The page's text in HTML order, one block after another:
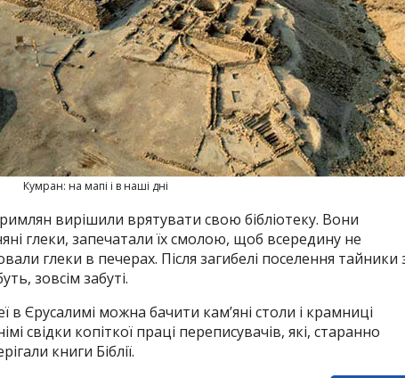
Кумран: на мапі і в наші дні
вирішили врятувати свою бібліотеку. Вони
глеки, запечатали їх смолою, щоб всередину не
глеки в печерах. Після загибелі поселення тайники
зовсім забуті.
в Єрусалимі можна бачити кам’яні столи і крамниці
свідки копіткої праці переписувачів, які, старанно
книги Біблії.